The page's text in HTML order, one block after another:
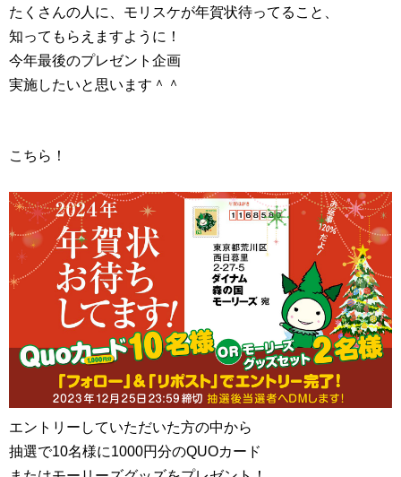
たくさんの人に、モリスケが年賀状待ってること、
知ってもらえますように！
今年最後のプレゼント企画
実施したいと思います＾＾
こちら！
エントリーしていただいた方の中から
抽選で10名様に1000円分のQUOカード